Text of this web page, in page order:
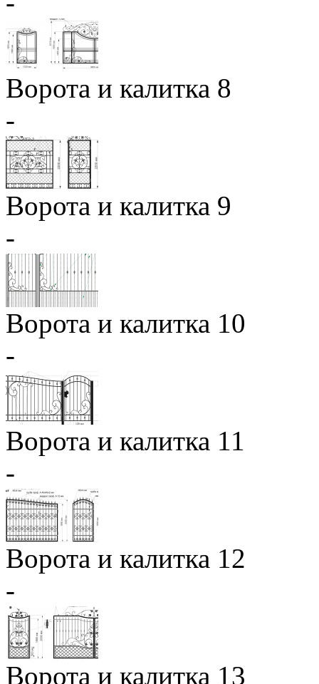
Ворота и калитка 8
-
Ворота и калитка 9
-
Ворота и калитка 10
-
Ворота и калитка 11
-
Ворота и калитка 12
-
Ворота и калитка 13